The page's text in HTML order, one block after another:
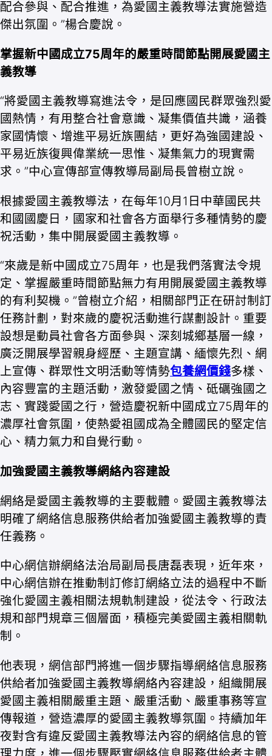
配合參與、配合推進，為愛國主義教導法實施營造
傑出氛圍。”楊合慶說。
掌握新中國成立75周年的嚴重時間節點開展愛國主
義教導
“將愛國主義教導寫進法令，是回應國民群眾強烈愛
國熱情，有用整合社會意識、凝集價值共識，涵養
家國情懷、增進平易近族團結，更好為強國建設、
平易近族復興偉業統一思惟、凝集氣力的現實需
求。”中心宣傳部宣傳教導局副局長曾樹立說。
根據愛國主義教導法，在每年10月1日中華國民共
和國國慶日，國家和社會各方面舉行多種情勢的慶
祝活動，集中開展愛國主義教導。
“來歲是新中國成立75周年，也是我們落實法令規
定、掌握嚴重時間節點無力有用開展愛國主義教導
的有利契機。”曾樹立介紹，相關部門正在研討制訂
任務計劃，對來歲的慶祝活動進行謀劃設計。重要
設想是動員社會各方面參與、深刻城鄉基層一線，
廣泛開展學習親身經歷、主題宣講、緬懷先烈、網
上宣傳、群眾性文明活動等情勢包養網價錢多樣、
內容豐富的主題活動，激發愛國之情、砥礪強國之
志、實踐愛國之行，營造慶祝新中國成立75周年的
濃厚社會氛圍，使熱愛祖國成為全體國民的堅定信
心、精力氣力和自覺行動。
加強愛國主義教導網絡內容建設
網絡是愛國主義教導的主要載體。愛國主義教導法
明確了網絡信息服務供給者加強愛國主義教導的責
任義務。
中心網信辦網絡法治局副局長唐磊表現，近年來，
中心網信辦在推動制訂修訂網絡立法的過程中不斷
強化愛國主義相關法規軌制建設，從法令、行政法
規和部門規章三個層面，積極完美愛國主義相關軌
制。
他表現，網信部門將進一個步驟指導網絡信息服務
供給者加強愛國主義教導網絡內容建設，組織開展
愛國主義相關嚴重主題、嚴重活動、嚴重事務等宣
傳報道，營造濃厚的愛國主義教導氛圍。持續加年
夜對含有違反愛國主義教導法內容的網絡信息的管